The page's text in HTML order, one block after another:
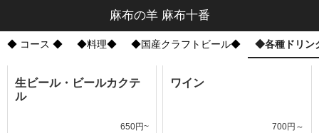
麻布の羊 麻布十番
◆ コース ◆ ◆料理◆ ◆国産クラフトビール◆ ◆各種ドリ
生ビール・ビールカクテ
ル
650円~
ワイン
700円～